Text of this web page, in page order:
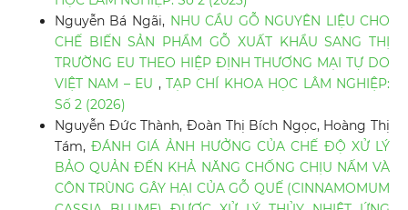
Nguyễn Bá Ngãi, NHU CẦU GỖ NGUYÊN LIỆU CHO
CHẾ BIẾN SẢN PHẨM GỖ XUẤT KHẨU SANG THỊ
TRƯỜNG EU THEO HIỆP ĐỊNH THƯƠNG MẠI TỰ DO
VIỆT NAM – EU , TẠP CHÍ KHOA HỌC LÂM NGHIỆP:
Số 2 (2026)
Nguyễn Đức Thành, Đoàn Thị Bích Ngọc, Hoàng Thị
Tám,ĐÁNH GIÁ ẢNH HƯỞNG CỦA CHẾ ĐỘ XỬ LÝ
BẢO QUẢN ĐẾN KHẢ NĂNG CHỐNG CHỊU NẤM VÀ
CÔN TRÙNG GÂY HẠI CỦA GỖ QUẾ (CINNAMOMUM